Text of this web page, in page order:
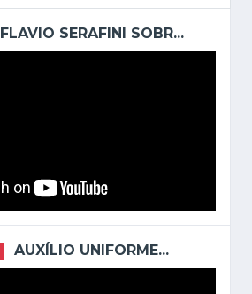
FLAVIO SERAFINI SOBR...
AUXÍLIO UNIFORME...